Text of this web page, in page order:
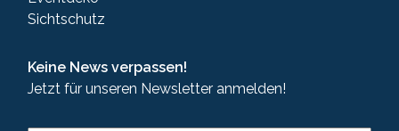
Sichtschutz
Keine News verpassen!
Jetzt für unseren Newsletter anmelden!